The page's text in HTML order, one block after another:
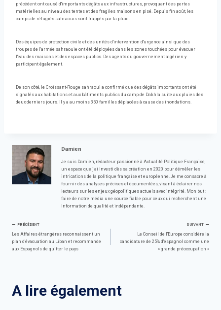
précédent ont causé d'importants dégâts aux infrastructures, provoquant des pertes
matérielles au niveau des tentes et des fragiles maisons en pisé. Depuis fin août, les
camps de réfugiés sahraouis sont frappés par la pluie.
Des équipes de protection civile et des unités d'intervention d'urgence ainsi que des
troupes de l'armée sahraouie ont été déployées dans les zones touchées pour évacuer
l'eau des maisons et des espaces publics. Des agents du gouvernement algérien y
participent également.
De son côté, le Croissant-Rouge sahraoui a confirmé que des dégâts importants ont été
signalés aux habitations et aux bâtiments publics du camp de Dakhla suite aux pluies des
deux derniers jours. Il y a au moins 350 familles déplacées à cause des inondations.
Damien
Je suis Damien, rédacteur passionné à Actualité Politique Française,
un espace que j'ai investi dès sa création en 2020 pour démêler les
intrications de la politique française et européenne. Je me consacre à
fournir des analyses précises et documentées, visant à éclairer nos
lecteurs sur les enjeux géopolitiques actuels avec intégrité. Mon but :
faire de notre média une source fiable pour ceux qui recherchent une
information de qualité et indépendante.
Navigation
de
PRÉCÉDENT
Les Affaires étrangères reconnaissent un
plan d'évacuation au Liban et recommande
aux Espagnols de quitter le pays
SUIVANT
Le Conseil de l'Europe considère la
candidature de 25% d'espagnol comme une
« grande préoccupation »
A lire également